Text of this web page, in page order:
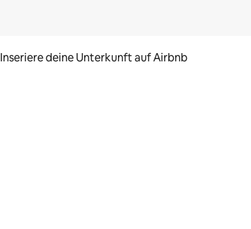
Inseriere deine Unterkunft auf Airbnb